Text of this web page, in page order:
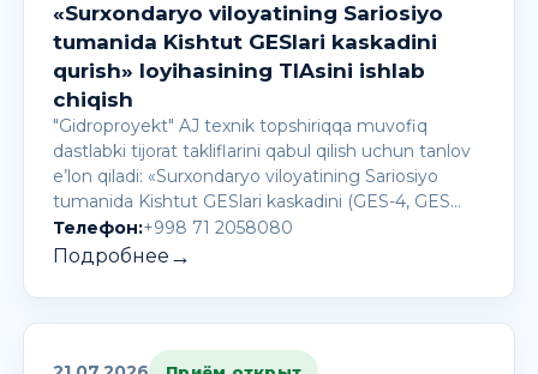
«Surxondaryo viloyatining Sariosiyo
tumanida Kishtut GESlari kaskadini
qurish» loyihasining TIAsini ishlab
chiqish
"Gidroproyekt" AJ texnik topshiriqqa muvofiq
dastlabki tijorat takliflarini qabul qilish uchun tanlov
e’lon qiladi: «Surxondaryo viloyatining Sariosiyo
tumanida Kishtut GESlari kaskadini (GES-4, GES…
Телефон:+998 71 2058080
Подробнее →